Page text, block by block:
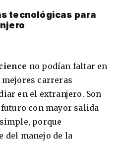
for Professionals en
tecnológicas para
no podían faltar en
carreras
en el extranjero. Son
con mayor salida
porque
del manejo de la